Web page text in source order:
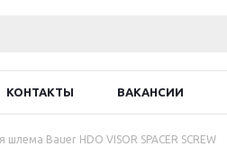
КОНТАКТЫ ВАКАНСИИ
шлема Bauer HDO VISOR SPACER SCREW